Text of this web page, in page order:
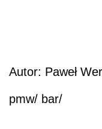
Autor: Paweł
pmw/ bar/